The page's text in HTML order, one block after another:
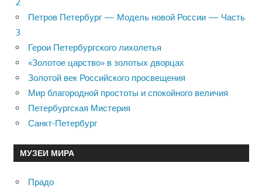
Петров Петербург — Модель новой России — Часть
3
Герои Петербургского лихолетья
«Золотое царство» в золотых дворцах
Золотой век Российского просвещения
Мир благородной простоты и спокойного величия
Петербургская Мистерия
Санкт-Петербург
МУЗЕИ МИРА
Прадо